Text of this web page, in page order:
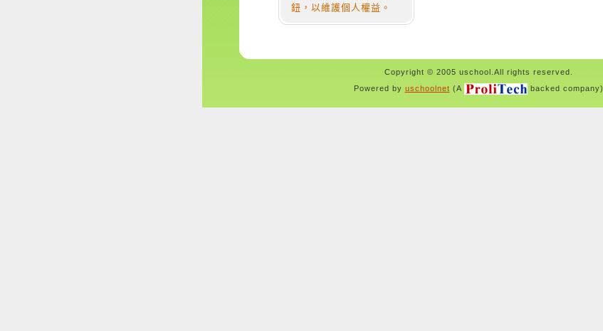
鈕，以維護個人權益。
Copyright © 2005 uschool.All rights reserved.
Powered by uschoolnet (A backed company)